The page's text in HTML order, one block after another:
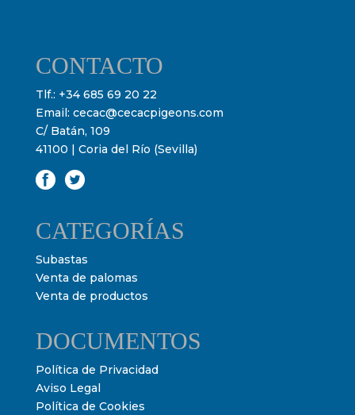
CONTACTO
Tlf.: +34 685 69 20 22
Email: cecac@cecacpigeons.com
C/ Batán, 109
41100 | Coria del Río (Sevilla)
CATEGORÍAS
Subastas
Venta de palomas
Venta de productos
DOCUMENTOS
Política de Privacidad
Aviso Legal
Política de Cookies